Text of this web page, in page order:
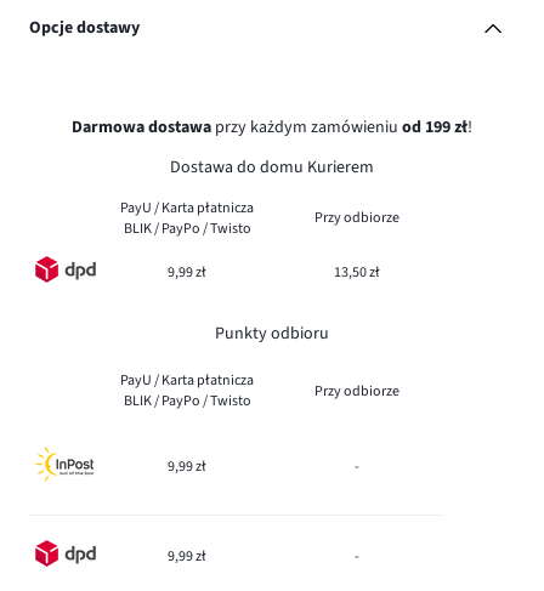
Opcje dostawy
Darmowa dostawa przy każdym zamówieniu od 199 zł!
Dostawa do domu Kurierem
PayU / Karta płatnicza
BLIK / PayPo / Twisto
Przy odbiorze
9,99 zł 13,50 zł
Punkty odbioru
PayU / Karta płatnicza
BLIK / PayPo / Twisto
Przy odbiorze
9,99 zł -
9,99 zł -